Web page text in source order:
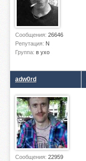
Сообщения: 26646
Репутация: N
Группа: в ухо
adw0rd
Сообщения: 22959